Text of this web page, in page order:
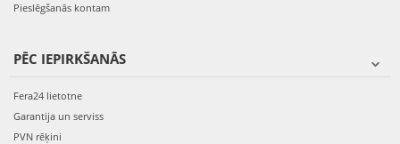
Pieslēgšanās kontam
PĒC IEPIRKŠANĀS
Fera24 lietotne
Garantija un serviss
PVN rēķini